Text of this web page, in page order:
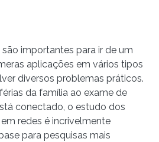
importantes para ir de um
aplicações em vários tipos
diversos problemas práticos.
da família ao exame de
conectado, o estudo dos
redes é incrivelmente
para pesquisas mais